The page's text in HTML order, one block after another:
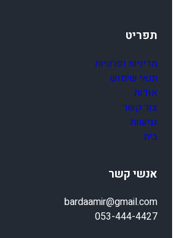
תפריט
מדיניות ופרטיות
תנאי שימוש
אודות
צור קשר
נגישות
בית
אנשי קשר
bardaamir@gmail.com
053-444-4427